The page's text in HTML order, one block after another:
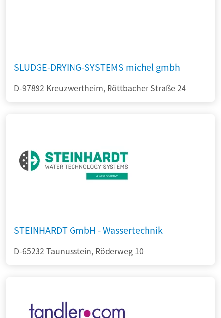
SLUDGE-DRYING-SYSTEMS michel gmbh
D-97892 Kreuzwertheim, Röttbacher Straße 24
STEINHARDT GmbH - Wassertechnik
D-65232 Taunusstein, Röderweg 10